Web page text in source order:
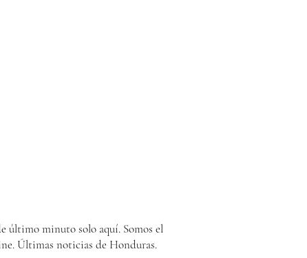
último minuto solo aquí. Somos el
Últimas noticias de Honduras.